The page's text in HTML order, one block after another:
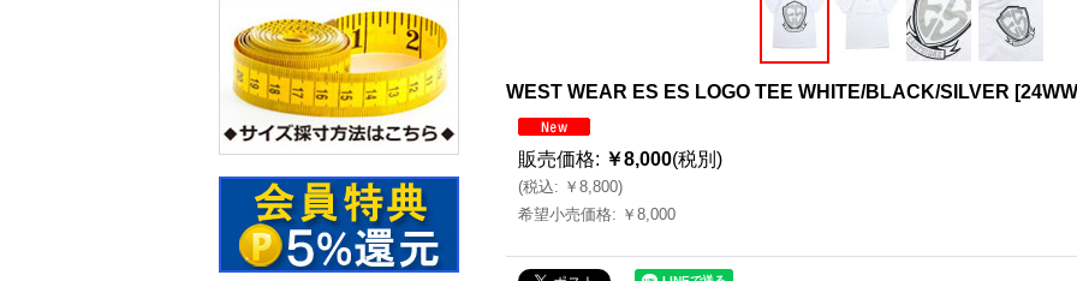
WEST WEAR ES ES LOGO TEE WHITE/BLACK/SILVER [
販売価格: ￥8,000(税別)
(税込: ￥8,800)
希望小売価格: ￥8,000